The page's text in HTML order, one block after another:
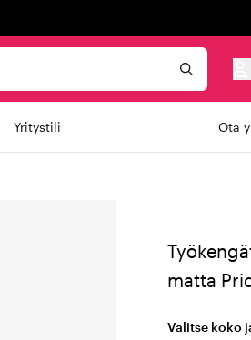
Yritystili Ota
matta
Valitse koko